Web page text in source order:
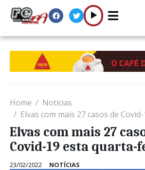
Home
Notícias
Elvas com mais 27 casos de Covid-
Elvas com mais 27
Covid-19 esta quarta-
23/02/2022 NOTÍCIAS